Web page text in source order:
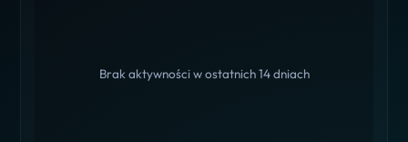
Brak aktywności w ostatnich 14 dniach